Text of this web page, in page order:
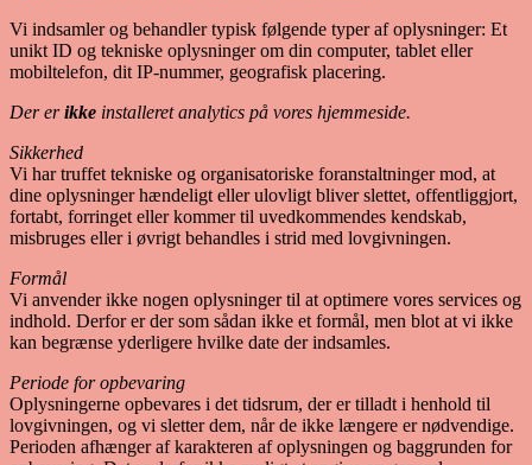
Vi indsamler og behandler typisk følgende typer af oplysninger: Et
unikt ID og tekniske oplysninger om din computer, tablet eller
mobiltelefon, dit IP-nummer, geografisk placering.
Der erikke installeret analytics på vores hjemmeside.
Sikkerhed
Vi har truffet tekniske og organisatoriske foranstaltninger mod, at
dine oplysninger hændeligt eller ulovligt bliver slettet, offentliggjort,
fortabt, forringet eller kommer til uvedkommendes kendskab,
misbruges eller i øvrigt behandles i strid med lovgivningen.
Formål
Vi anvender ikke nogen oplysninger til at optimere vores services og
indhold. Derfor er der som sådan ikke et formål, men blot at vi ikke
kan begrænse yderligere hvilke date der indsamles.
Periode for opbevaring
Oplysningerne opbevares i det tidsrum, der er tilladt i henhold til
lovgivningen, og vi sletter dem, når de ikke længere er nødvendige.
Perioden afhænger af karakteren af oplysningen og baggrunden for